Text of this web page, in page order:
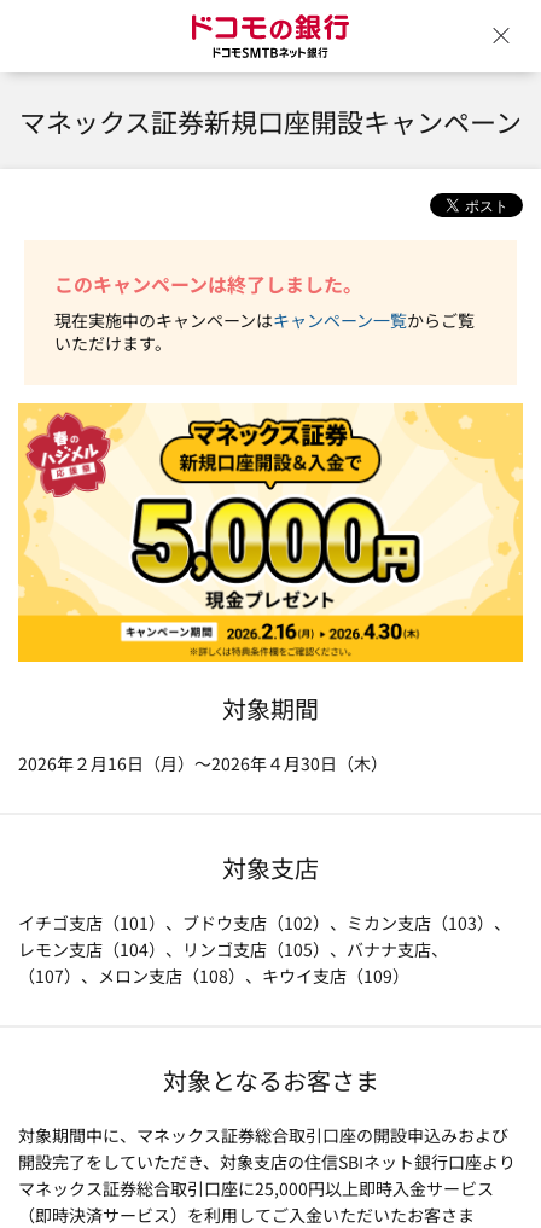
マネックス証券新規口座開設キャンペーン
このキャンペーンは終了しました。
現在実施中のキャンペーンはキャンペーン一覧からご覧
いただけます。
対象期間
2026年２月16日（月）～2026年４月30日（木）
対象支店
イチゴ支店（101）、ブドウ支店（102）、ミカン支店（103）、
レモン支店（104）、リンゴ支店（105）、バナナ支店、
（107）、メロン支店（108）、キウイ支店（109）
対象となるお客さま
対象期間中に、マネックス証券総合取引口座の開設申込みおよび
開設完了をしていただき、対象支店の住信SBIネット銀行口座より
マネックス証券総合取引口座に25,000円以上即時入金サービス
（即時決済サービス）を利用してご入金いただいたお客さま